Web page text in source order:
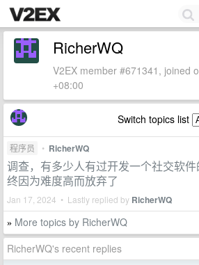
RicherWQ
V2EX member #671341, joined
+08:00
Switch topics list
程序员 • RicherWQ
调查，有多少人有过开发一个社交软
终因为难度高而放弃了
Jan 17, 2024 • Lastly replied by RicherWQ
» More topics by RicherWQ
RicherWQ's recent replies